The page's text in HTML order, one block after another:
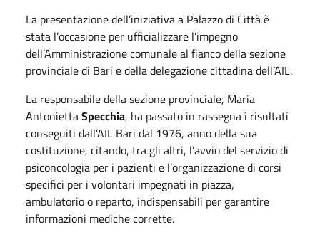
La presentazione dell’iniziativa a Palazzo di Città è
stata l’occasione per ufficializzare l’impegno
dell’Amministrazione comunale al fianco della sezione
provinciale di Bari e della delegazione cittadina dell’AIL.
La responsabile della sezione provinciale, Maria
AntoniettaSpecchia, ha passato in rassegna i risultati
conseguiti dall’AIL Bari dal 1976, anno della sua
costituzione, citando, tra gli altri, l’avvio del servizio di
psiconcologia per i pazienti e l’organizzazione di corsi
specifici per i volontari impegnati in piazza,
ambulatorio o reparto, indispensabili per garantire
informazioni mediche corrette.